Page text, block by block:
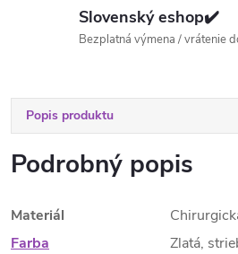
Slovenský eshop✔️
Bezplatná výmena / vrátenie
Popis produktu
Podrobný popis
Materiál
Farba
Zlatá,